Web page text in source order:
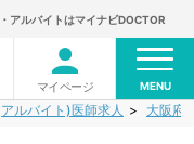
アルバイトはマイナビDOCTOR
マイページ MENU
ルバイト)医師求人 大阪府